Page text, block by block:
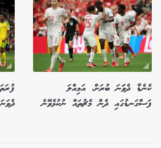
ކެނެޑާ ދެވަަނަ ބުރަށް، އަމިއްލަ
ފަސްގަނޑުގައި ދެން މެޗުތައް ނުކުޅެވޭނެ